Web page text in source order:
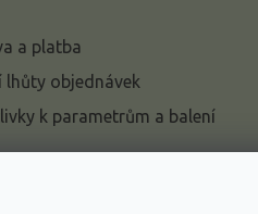
a platba
lhůty objednávek
k parametrům a balení